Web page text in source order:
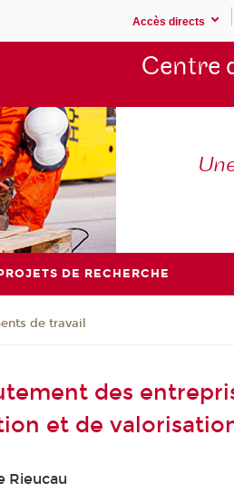
Accès directs
Centre
DE RECHERCHE
de travail
des
et de
Rieucau